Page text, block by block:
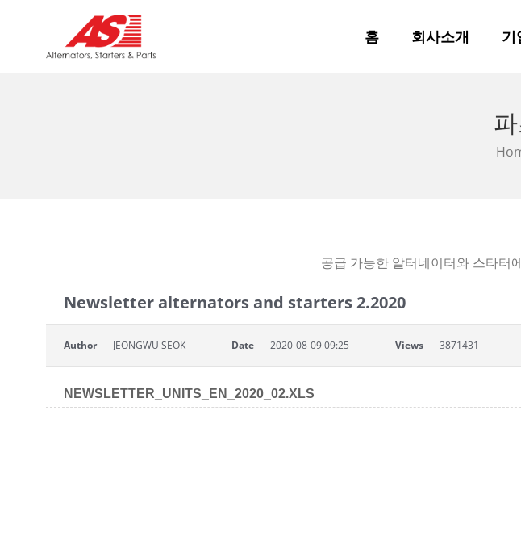
홈 회사소개 기
공급 가능한 알터네이터와 스타터
Newsletter alternators and starters 2.2020
Author JEONGWU SEOK Date 2020-08-09 09:25 Views 3871431
NEWSLETTER_UNITS_EN_2020_02.XLS